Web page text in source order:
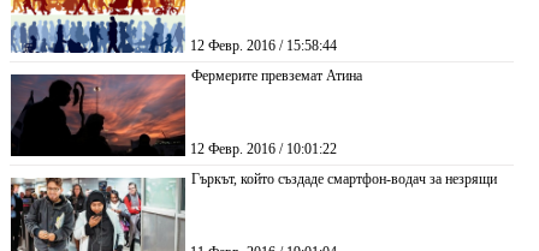
12 Февр. 2016 / 15:58:44
Фермерите превземат Атина
12 Февр. 2016 / 10:01:22
Гъркът, който създаде смартфон-водач за незрящи